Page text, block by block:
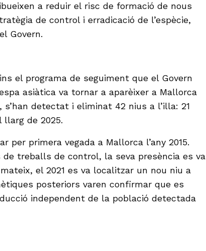
a reduir el risc de formació de nous
de control i erradicació de l’espècie,
Govern.
el programa de seguiment que el Govern
asiàtica va tornar a aparèixer a Mallorca
s’han detectat i eliminat 42 nius a l’illa: 21
llarg de 2025.
per primera vegada a Mallorca l’any 2015.
de treballs de control, la seva presència es va
el 2021 es va localitzar un nou niu a
posteriors varen confirmar que es
independent de la població detectada